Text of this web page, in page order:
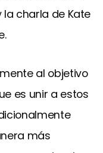
charla de Kate
al objetivo
es unir a estos
más